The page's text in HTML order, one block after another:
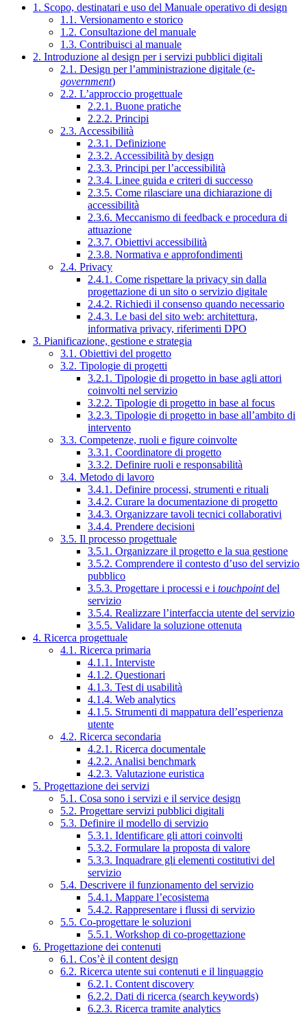
1. Scopo, destinatari e uso del Manuale operativo di design
1.1. Versionamento e storico
1.2. Consultazione del manuale
1.3. Contribuisci al manuale
2. Introduzione al design per i servizi pubblici digitali
2.1. Design per l’amministrazione digitale (e-
government)
2.2. L’approccio progettuale
2.2.1. Buone pratiche
2.2.2. Principi
2.3. Accessibilità
2.3.1. Definizione
2.3.2. Accessibilità by design
2.3.3. Principi per l’accessibilità
2.3.4. Linee guida e criteri di successo
2.3.5. Come rilasciare una dichiarazione di
accessibilità
2.3.6. Meccanismo di feedback e procedura di
attuazione
2.3.7. Obiettivi accessibilità
2.3.8. Normativa e approfondimenti
2.4. Privacy
2.4.1. Come rispettare la privacy sin dalla
progettazione di un sito o servizio digitale
2.4.2. Richiedi il consenso quando necessario
2.4.3. Le basi del sito web: architettura,
informativa privacy, riferimenti DPO
3. Pianificazione, gestione e strategia
3.1. Obiettivi del progetto
3.2. Tipologie di progetti
3.2.1. Tipologie di progetto in base agli attori
coinvolti nel servizio
3.2.2. Tipologie di progetto in base al focus
3.2.3. Tipologie di progetto in base all’ambito di
intervento
3.3. Competenze, ruoli e figure coinvolte
3.3.1. Coordinatore di progetto
3.3.2. Definire ruoli e responsabilità
3.4. Metodo di lavoro
3.4.1. Definire processi, strumenti e rituali
3.4.2. Curare la documentazione di progetto
3.4.3. Organizzare tavoli tecnici collaborativi
3.4.4. Prendere decisioni
3.5. Il processo progettuale
3.5.1. Organizzare il progetto e la sua gestione
3.5.2. Comprendere il contesto d’uso del servizio
pubblico
3.5.3. Progettare i processi e i touchpointdel
servizio
3.5.4. Realizzare l’interfaccia utente del servizio
3.5.5. Validare la soluzione ottenuta
4. Ricerca progettuale
4.1. Ricerca primaria
4.1.1. Interviste
4.1.2. Questionari
4.1.3. Test di usabilità
4.1.4. Web analytics
4.1.5. Strumenti di mappatura dell’esperienza
utente
4.2. Ricerca secondaria
4.2.1. Ricerca documentale
4.2.2. Analisi benchmark
4.2.3. Valutazione euristica
5. Progettazione dei servizi
5.1. Cosa sono i servizi e il service design
5.2. Progettare servizi pubblici digitali
5.3. Definire il modello di servizio
5.3.1. Identificare gli attori coinvolti
5.3.2. Formulare la proposta di valore
5.3.3. Inquadrare gli elementi costitutivi del
servizio
5.4. Descrivere il funzionamento del servizio
5.4.1. Mappare l’ecosistema
5.4.2. Rappresentare i flussi di servizio
5.5. Co-progettare le soluzioni
5.5.1. Workshop di co-progettazione
6. Progettazione dei contenuti
6.1. Cos’è il content design
6.2. Ricerca utente sui contenuti e il linguaggio
6.2.1. Content discovery
6.2.2. Dati di ricerca (search keywords)
6.2.3. Ricerca tramite analytics